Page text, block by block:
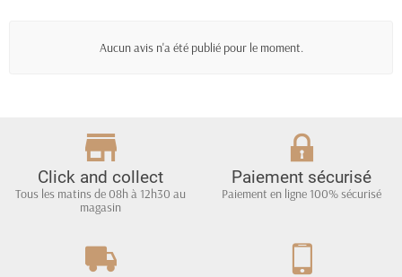
Aucun avis n'a été publié pour le moment.
Click and collect
Tous les matins de 08h à 12h30 au
magasin
Paiement sécurisé
Paiement en ligne 100% sécurisé